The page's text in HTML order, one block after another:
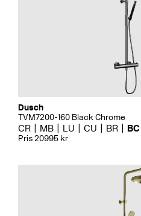
Dusch
TVM7200-160 Black Chrome
CR MB LU CU BR BC
Pris 20995 kr